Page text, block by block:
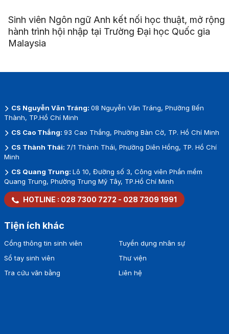
Sinh viên Ngôn ngữ Anh kết nối học thuật, mở rộng
hành trình hội nhập tại Trường Đại học Quốc gia
Malaysia
CS Nguyễn Văn Tráng: 08 Nguyễn Văn Tráng, Phường Bến
Thành, TP.Hồ Chí Minh
CS Cao Thắng: 93 Cao Thắng, Phường Bàn Cờ, TP. Hồ Chí Minh
CS Thành Thái: 7/1 Thành Thái, Phường Diên Hồng, TP. Hồ Chí
Minh
CS Quang Trung: Lô 10, Đường số 3, Công viên Phần mềm
Quang Trung, Phường Trung Mỹ Tây, TP.Hồ Chí Minh
HOTLINE : 028 7300 7272 - 028 7309 1991
Tiện ích khác
Cổng thông tin sinh viên
Sổ tay sinh viên
Tra cứu văn bằng
Tuyển dụng nhân sự
Thư viện
Liên hệ